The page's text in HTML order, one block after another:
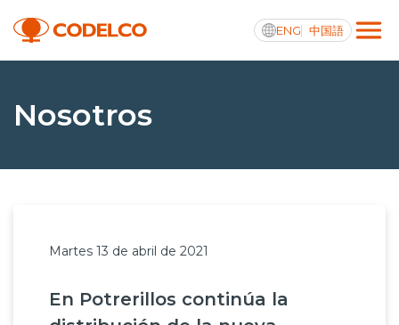
ENG 中国語
Sustentabilidad
Nosotros
Martes 13 de abril de 2021
En Potrerillos continúa la